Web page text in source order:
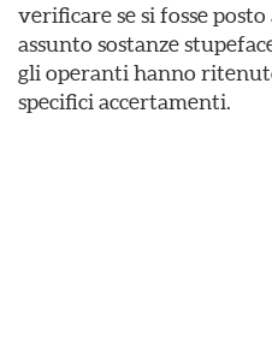
verificare se si fosse
assunto sostanze
gli operanti hanno
specifici accertamenti.